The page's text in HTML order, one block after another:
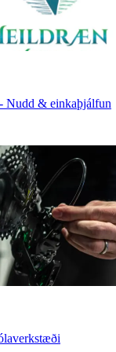
Nudd & einkaþjálfun